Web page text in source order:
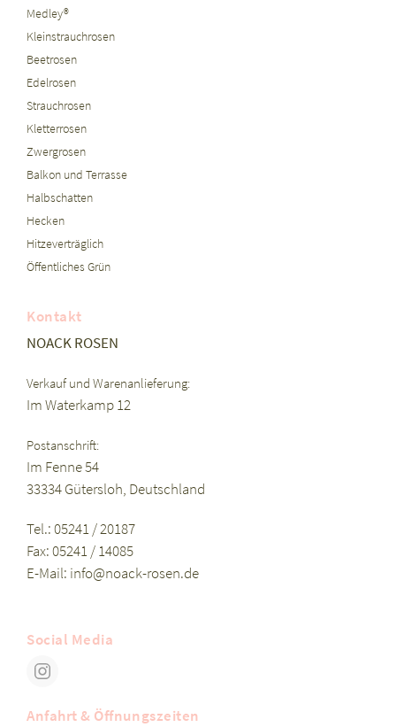
Medley®
Kleinstrauchrosen
Beetrosen
Edelrosen
Strauchrosen
Kletterrosen
Zwergrosen
Balkon und Terrasse
Halbschatten
Hecken
Hitzeverträglich
Öffentliches Grün
Kontakt
NOACK ROSEN
Verkauf und Warenanlieferung:
Im Waterkamp 12
Postanschrift:
Im Fenne 54
33334 Gütersloh, Deutschland
Tel.: 05241 / 20187
Fax: 05241 / 14085
E-Mail: info@noack-rosen.de
Social Media
Anfahrt & Öffnungszeiten